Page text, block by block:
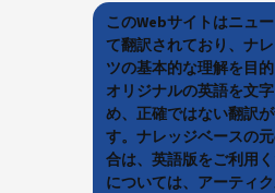
このWebサイトはニュ
て翻訳されており、ナ
ツの基本的な理解を目
オリジナルの英語を文
め、正確ではない翻訳
す。ナレッジベースの
合は、英語版をご利用
については、アーティ